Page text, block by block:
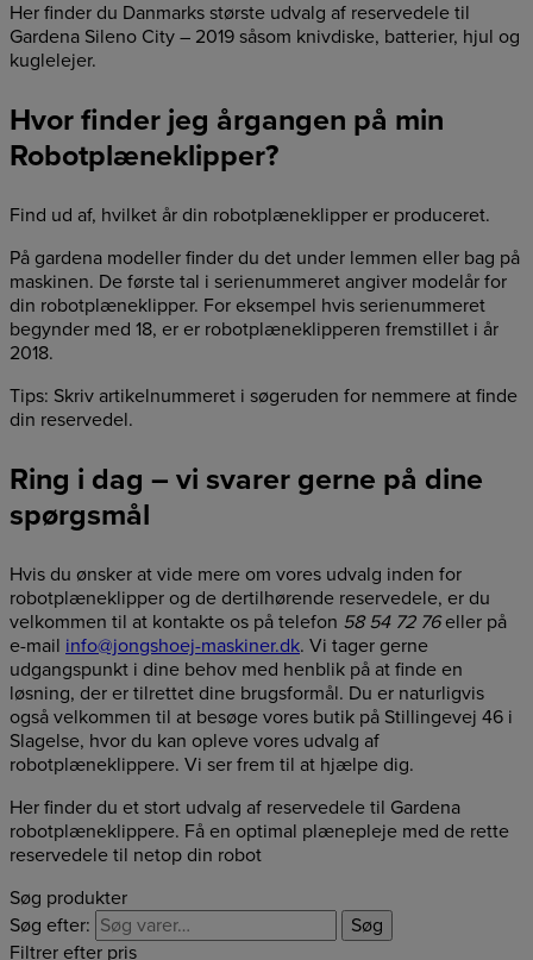
Her finder du Danmarks største udvalg af reservedele til
Gardena Sileno City – 2019 såsom knivdiske, batterier, hjul og
kuglelejer.
Hvor finder jeg årgangen på min
Robotplæneklipper?
Find ud af, hvilket år din robotplæneklipper er produceret.
På gardena modeller finder du det under lemmen eller bag på
maskinen. De første tal i serienummeret angiver modelår for
din robotplæneklipper. For eksempel hvis serienummeret
begynder med 18, er er robotplæneklipperen fremstillet i år
2018.
Tips: Skriv artikelnummeret i søgeruden for nemmere at finde
din reservedel.
Ring i dag – vi svarer gerne på dine
spørgsmål
Hvis du ønsker at vide mere om vores udvalg inden for
robotplæneklipper og de dertilhørende reservedele, er du
velkommen til at kontakte os på telefon 58 54 72 76eller på
e-mail info@jongshoej-maskiner.dk. Vi tager gerne
udgangspunkt i dine behov med henblik på at finde en
løsning, der er tilrettet dine brugsformål. Du er naturligvis
også velkommen til at besøge vores butik på Stillingevej 46 i
Slagelse, hvor du kan opleve vores udvalg af
robotplæneklippere. Vi ser frem til at hjælpe dig.
Her finder du et stort udvalg af reservedele til Gardena
robotplæneklippere. Få en optimal plænepleje med de rette
reservedele til netop din robot
Søg produkter
Søg efter:
Søg
Filtrer efter pris